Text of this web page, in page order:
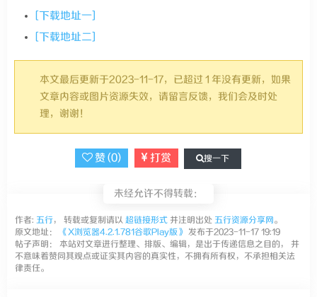
[下载地址一]
[下载地址二]
本文最后更新于2023-11-17，已超过 1 年没有更新，如果
文章内容或图片资源失效，请留言反馈，我们会及时处
理，谢谢！
赞 (0) 打赏 搜一下
未经允许不得转载：
作者: 五行， 转载或复制请以 超链接形式 并注明出处 五行资源分享网。
原文地址：
《X浏览器4.2.1.781谷歌Play版》 发布于2023-11-17 19:19
帖子声明： 本站对文章进行整理、排版、编辑，是出于传递信息之目的， 并
不意味着赞同其观点或证实其内容的真实性，不拥有所有权，不承担相关法
律责任。